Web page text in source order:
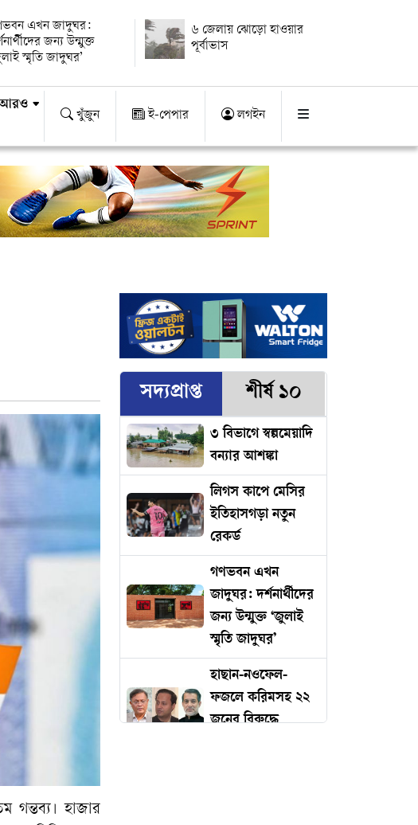
এখন জাদুঘর:
জন্য উন্মুক্ত
স্মৃতি জাদুঘর’
৬ জেলায় ঝোড়ো হাওয়ার
পূর্বাভাস
খুঁজুন ই-পেপার লগইন
গন্তব্য। হাজার
সদ্যপ্রাপ্ত শীর্ষ ১০
৩ বিভাগে স্বল্পমেয়াদি
বন্যার আশঙ্কা
লিগস কাপে মেসির
ইতিহাসগড়া নতুন
রেকর্ড
গণভবন এখন
জাদুঘর: দর্শনার্থীদের
জন্য উন্মুক্ত ‘জুলাই
স্মৃতি জাদুঘর’
হাছান-নওফেল-
ফজলে করিমসহ ২২
জনের বিরুদ্ধে